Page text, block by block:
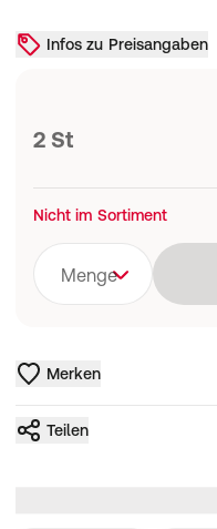
Infos zu Preisangaben
2 St
Nicht im Sortiment
Menge
Merken
Teilen